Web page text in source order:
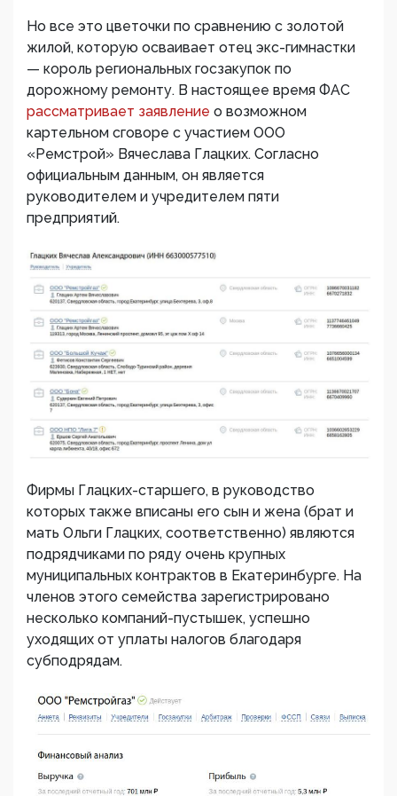
Но все это цветочки по сравнению с золотой
жилой, которую осваивает отец экс-гимнастки
— король региональных госзакупок по
дорожному ремонту. В настоящее время ФАС
рассматривает заявление о возможном
картельном сговоре с участием ООО
«Ремстрой» Вячеслава Глацких. Согласно
официальным данным, он является
руководителем и учредителем пяти
предприятий.
Фирмы Глацких-старшего, в руководство
которых также вписаны его сын и жена (брат и
мать Ольги Глацких, соответственно) являются
подрядчиками по ряду очень крупных
муниципальных контрактов в Екатеринбурге. На
членов этого семейства зарегистрировано
несколько компаний-пустышек, успешно
уходящих от уплаты налогов благодаря
субподрядам.